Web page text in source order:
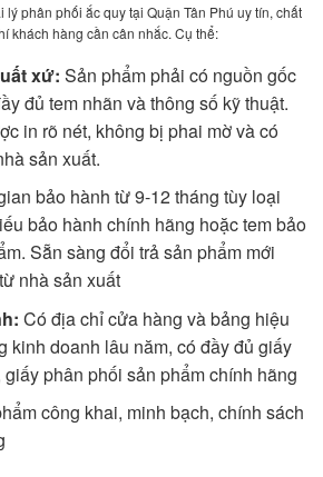
phân phối ắc quy tại Quận Tân Phú uy tín, chất
khách hàng cần cân nhắc. Cụ thể:
xứ: Sản phẩm phải có nguồn gốc
đủ tem nhãn và thông số kỹ thuật.
in rõ nét, không bị phai mờ và có
sản xuất.
bảo hành từ 9-12 tháng tùy loại
bảo hành chính hãng hoặc tem bảo
Sẵn sàng đổi trả sản phẩm mới
nhà sản xuất
Có địa chỉ cửa hàng và bảng hiệu
kinh doanh lâu năm, có đầy đủ giấy
phân phối sản phẩm chính hãng
công khai, minh bạch, chính sách